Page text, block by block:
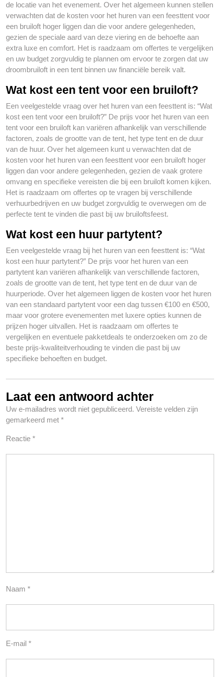
de locatie van het evenement. Over het algemeen kunnen stellen
verwachten dat de kosten voor het huren van een feesttent voor
een bruiloft hoger liggen dan die voor andere gelegenheden,
gezien de speciale aard van deze viering en de behoefte aan
extra luxe en comfort. Het is raadzaam om offertes te vergelijken
en uw budget zorgvuldig te plannen om ervoor te zorgen dat uw
droombruiloft in een tent binnen uw financiële bereik valt.
Wat kost een tent voor een bruiloft?
Een veelgestelde vraag over het huren van een feesttent is: “Wat
kost een tent voor een bruiloft?” De prijs voor het huren van een
tent voor een bruiloft kan variëren afhankelijk van verschillende
factoren, zoals de grootte van de tent, het type tent en de duur
van de huur. Over het algemeen kunt u verwachten dat de
kosten voor het huren van een feesttent voor een bruiloft hoger
liggen dan voor andere gelegenheden, gezien de vaak grotere
omvang en specifieke vereisten die bij een bruiloft komen kijken.
Het is raadzaam om offertes op te vragen bij verschillende
verhuurbedrijven en uw budget zorgvuldig te overwegen om de
perfecte tent te vinden die past bij uw bruiloftsfeest.
Wat kost een huur partytent?
Een veelgestelde vraag bij het huren van een feesttent is: “Wat
kost een huur partytent?” De prijs voor het huren van een
partytent kan variëren afhankelijk van verschillende factoren,
zoals de grootte van de tent, het type tent en de duur van de
huurperiode. Over het algemeen liggen de kosten voor het huren
van een standaard partytent voor een dag tussen €100 en €500,
maar voor grotere evenementen met luxere opties kunnen de
prijzen hoger uitvallen. Het is raadzaam om offertes te
vergelijken en eventuele pakketdeals te onderzoeken om zo de
beste prijs-kwaliteitverhouding te vinden die past bij uw
specifieke behoeften en budget.
Laat een antwoord achter
Uw e-mailadres wordt niet gepubliceerd. Vereiste velden zijn
gemarkeerd met *
Reactie *
Naam *
E-mail *